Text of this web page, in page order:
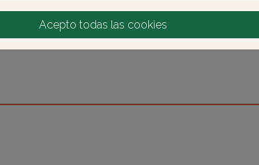
Acepto todas las cookies